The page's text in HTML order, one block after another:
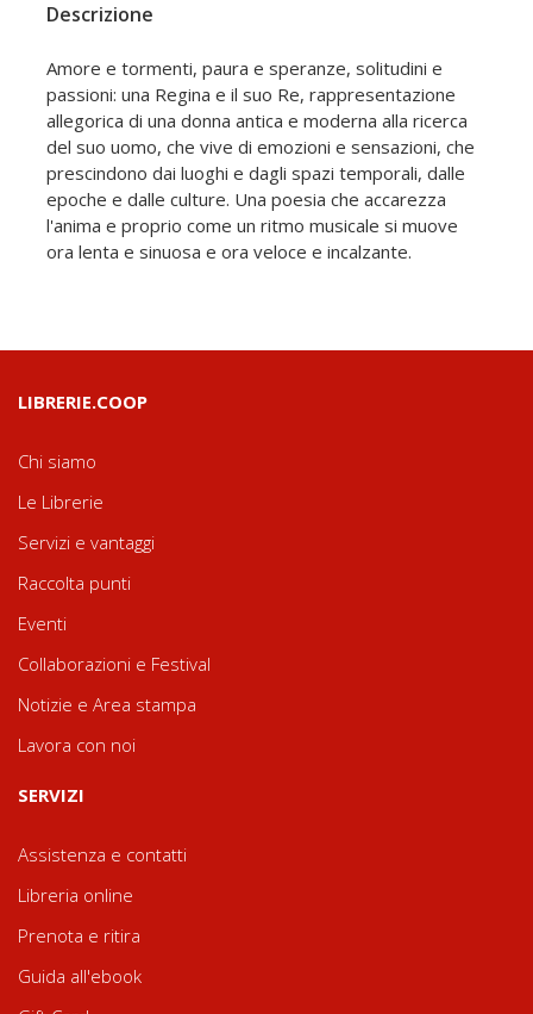
Descrizione
Amore e tormenti, paura e speranze, solitudini e
passioni: una Regina e il suo Re, rappresentazione
allegorica di una donna antica e moderna alla ricerca
del suo uomo, che vive di emozioni e sensazioni, che
prescindono dai luoghi e dagli spazi temporali, dalle
epoche e dalle culture. Una poesia che accarezza
l'anima e proprio come un ritmo musicale si muove
ora lenta e sinuosa e ora veloce e incalzante.
LIBRERIE.COOP
Chi siamo
Le Librerie
Servizi e vantaggi
Raccolta punti
Eventi
Collaborazioni e Festival
Notizie e Area stampa
Lavora con noi
SERVIZI
Assistenza e contatti
Libreria online
Prenota e ritira
Guida all'ebook